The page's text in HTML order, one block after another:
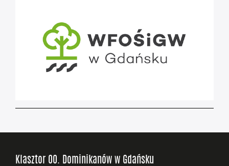
Klasztor OO. Dominikanów w Gdańsku